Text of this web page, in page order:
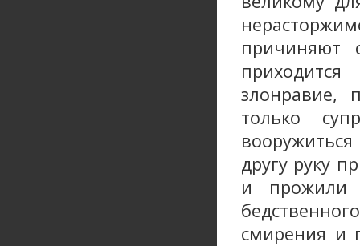
причиняют
злонравие,
только
другу руку
и прожили
смирения и